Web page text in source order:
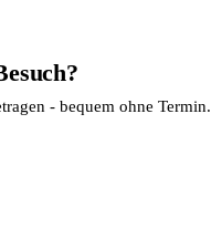
- bequem ohne Termin.